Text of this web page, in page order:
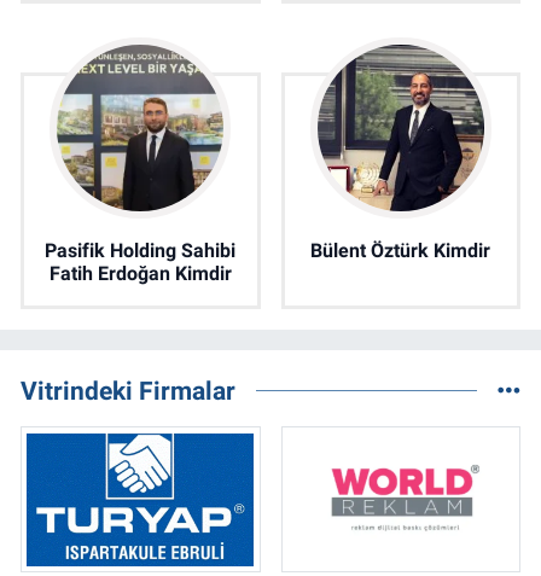
Pasifik Holding Sahibi
Fatih Erdoğan Kimdir
Bülent Öztürk Kimdir
Vitrindeki Firmalar